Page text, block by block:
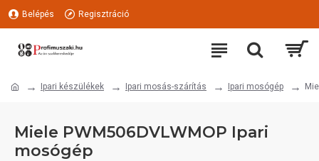
Belépés Regisztráció
Ipari készülékek Ipari mosás-szárítás Ipari mosógép
Miele PWM506DVLWMOP Ipari
mosógép